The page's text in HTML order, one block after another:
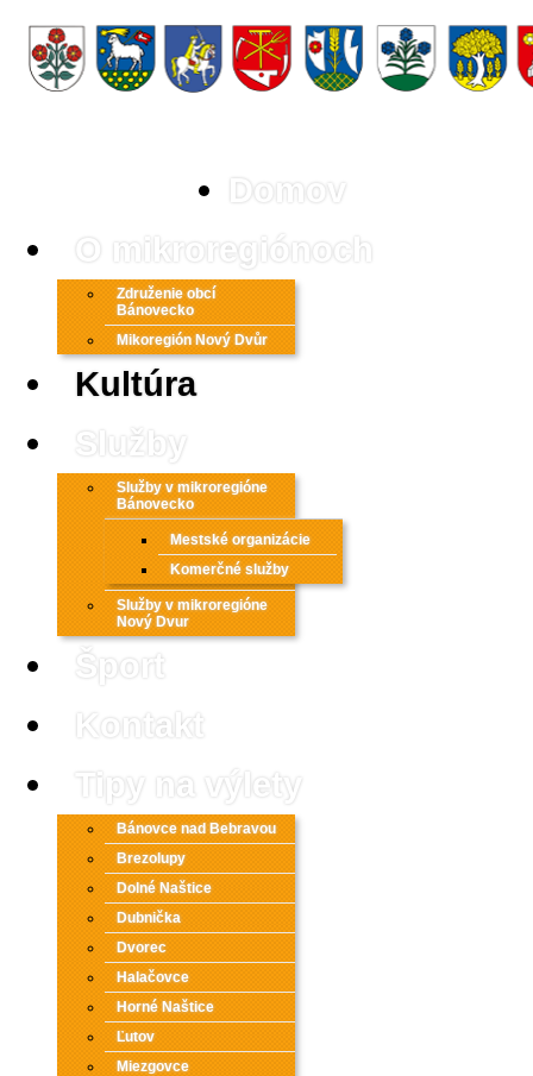
Domov
O mikroregiónoch
Združenie obcí
Bánovecko
Mikoregión Nový Dvůr
Kultúra
Služby
Služby v mikroregióne
Bánovecko
Mestské organizácie
Komerčné služby
Služby v mikroregióne
Nový Dvur
Šport
Kontakt
Tipy na výlety
Bánovce nad Bebravou
Brezolupy
Dolné Naštice
Dubnička
Dvorec
Halačovce
Horné Naštice
Ľutov
Miezgovce